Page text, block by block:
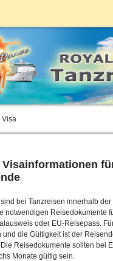
Visa
Visainformationen
bei Tanzreisen innerhalb
notwendigen Reisedokumente
oder EU-Reisepass.
und die Gültigkeit ist der
Reisedokumente sollten bei
Monate gültig sein.